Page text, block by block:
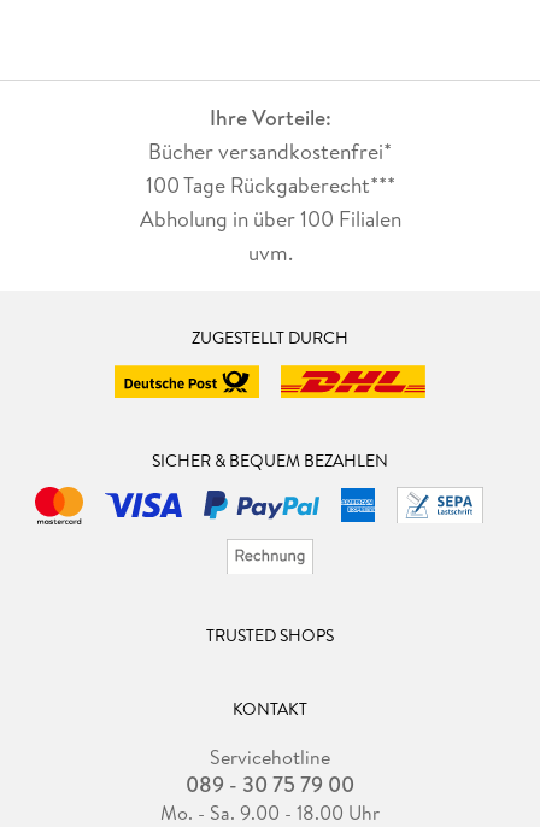
Ihre Vorteile:
Bücher versandkostenfrei*
100 Tage Rückgaberecht***
Abholung in über 100 Filialen
uvm.
ZUGESTELLT DURCH
SICHER & BEQUEM BEZAHLEN
TRUSTED SHOPS
KONTAKT
Servicehotline
089 - 30 75 79 00
Mo. - Sa. 9.00 - 18.00 Uhr